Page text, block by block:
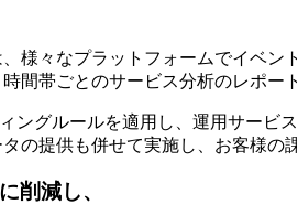
様々なプラットフォームでイベ
間帯ごとのサービス分析のレポー
ングルールを適用し、運用サー
の提供も併せて実施し、お客様の
削減し、